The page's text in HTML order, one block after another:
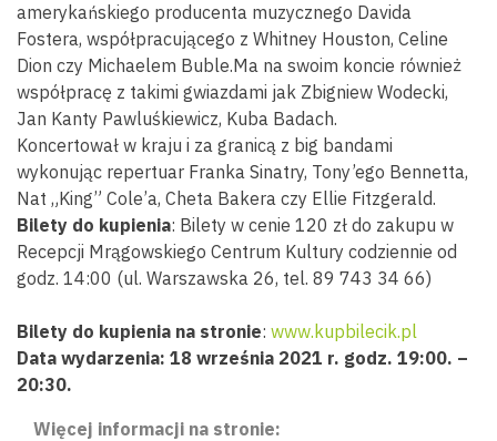
amerykańskiego producenta muzycznego Davida
Fostera, współpracującego z Whitney Houston, Celine
Dion czy Michaelem Buble.Ma na swoim koncie również
współpracę z takimi gwiazdami jak Zbigniew Wodecki,
Jan Kanty Pawluśkiewicz, Kuba Badach.
Koncertował w kraju i za granicą z big bandami
wykonując repertuar Franka Sinatry, Tony’ego Bennetta,
Nat „King” Cole’a, Cheta Bakera czy Ellie Fitzgerald.
Bilety do kupienia: Bilety w cenie 120 zł do zakupu w
Recepcji Mrągowskiego Centrum Kultury codziennie od
godz. 14:00 (ul. Warszawska 26, tel. 89 743 34 66)
Bilety do kupienia na stronie: www.kupbilecik.pl
Data wydarzenia: 18 września 2021 r. godz. 19:00. –
20:30.
Więcej informacji na stronie: